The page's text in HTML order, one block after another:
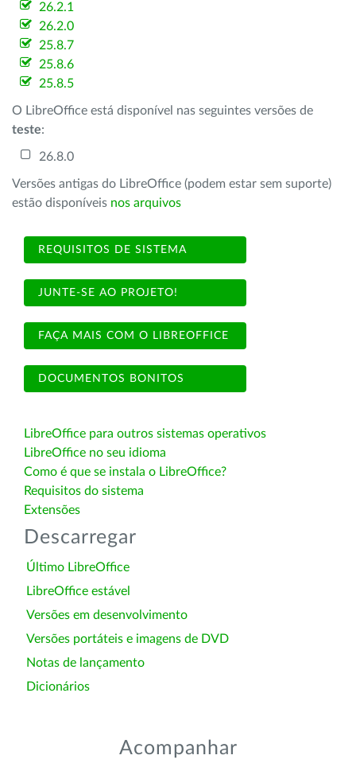
26.2.1
26.2.0
25.8.7
25.8.6
25.8.5
O LibreOffice está disponível nas seguintes versões de
teste:
26.8.0
Versões antigas do LibreOffice (podem estar sem suporte)
estão disponíveis nos arquivos
REQUISITOS DE SISTEMA
JUNTE-SE AO PROJETO!
FAÇA MAIS COM O LIBREOFFICE
DOCUMENTOS BONITOS
LibreOffice para outros sistemas operativos
LibreOffice no seu idioma
Como é que se instala o LibreOffice?
Requisitos do sistema
Extensões
Descarregar
Último LibreOffice
LibreOffice estável
Versões em desenvolvimento
Versões portáteis e imagens de DVD
Notas de lançamento
Dicionários
Acompanhar